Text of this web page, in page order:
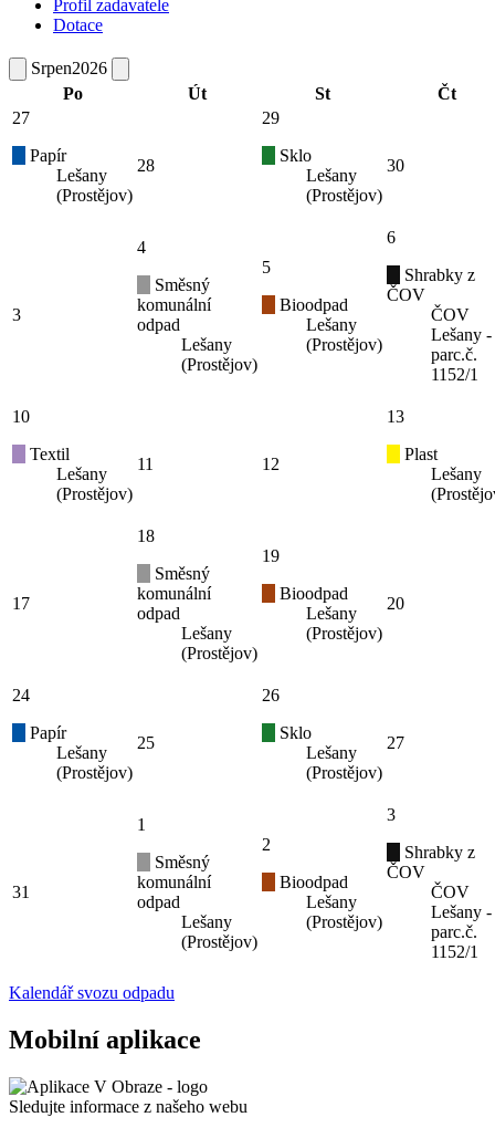
Profil zadavatele
Dotace
Srpen2026
Po
Út St
Čt
27
Papír
Lešany
(Prostějov)
28
29
Sklo
Lešany
(Prostějov)
30
3
4
Směsný
komunální
odpad
Lešany
(Prostějov)
5
Bioodpad
Lešany
(Prostějov)
6
Shrabky z
ČOV
ČOV
Lešany -
parc.č.
1152/1
10
Textil
Lešany
(Prostějov)
11 12
13
Plast
Lešany
17
18
Směsný
komunální
odpad
Lešany
(Prostějov)
19
Bioodpad
Lešany
(Prostějov)
20
24
Papír
Lešany
(Prostějov)
25
26
Sklo
Lešany
(Prostějov)
27
31
1
Směsný
komunální
odpad
Lešany
(Prostějov)
2
Bioodpad
Lešany
(Prostějov)
3
Shrabky z
ČOV
ČOV
Lešany -
parc.č.
1152/1
Kalendář svozu odpadu
Mobilní aplikace
Sledujte informace z našeho webu